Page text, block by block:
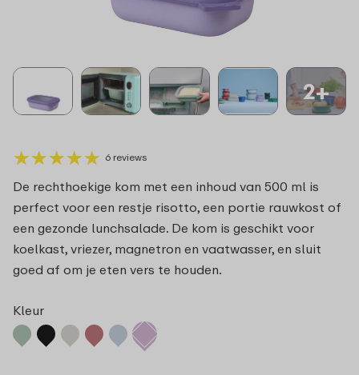
2+
★★★★★
★★★★★ 6 reviews
De rechthoekige kom met een inhoud van 500 ml is
perfect voor een restje risotto, een portie rauwkost of
een gezonde lunchsalade. De kom is geschikt voor
koelkast, vriezer, magnetron en vaatwasser, en sluit
goed af om je eten vers te houden.
Kleur